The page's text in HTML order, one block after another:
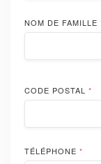
NOM DE FAMILLE
CODE POSTAL *
TÉLÉPHONE *